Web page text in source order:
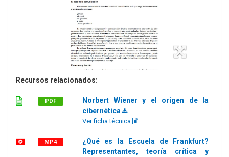
Recursos relacionados:
PDF
Norbert Wiener y el origen de la
cibernética
Ver ficha técnica
MP4
¿Qué es la Escuela de Frankfurt?
Representantes, teoría crítica y